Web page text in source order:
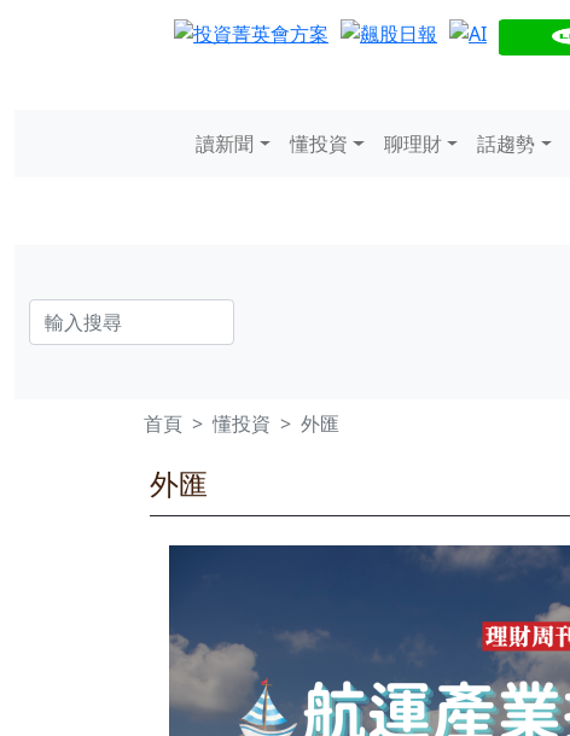
讀新聞 懂投資 聊理財 話趨勢
首頁 懂投資 外匯
外匯